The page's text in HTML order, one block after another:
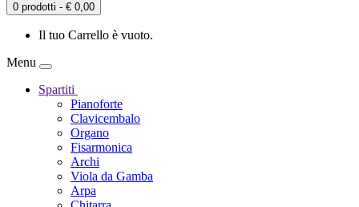
0 prodotti - € 0,00
Il tuo Carrello è vuoto.
Menu
Spartiti
Pianoforte
Clavicembalo
Organo
Fisarmonica
Archi
Viola da Gamba
Arpa